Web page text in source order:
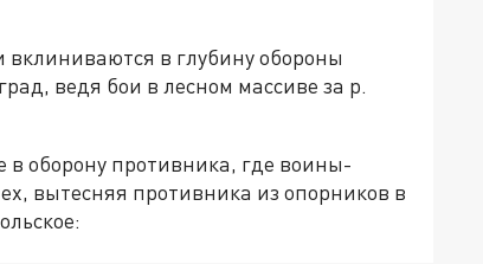
вклиниваются в глубину обороны
ведя бои в лесном массиве за р.
в оборону противника, где воины-
вытесняя противника из опорников в